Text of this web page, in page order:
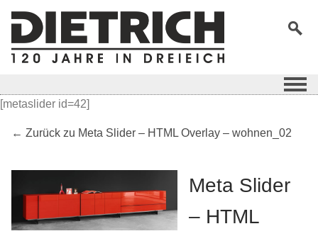
[metaslider id=42]
← Zurück zu Meta Slider – HTML Overlay – wohnen_02
Meta Slider
– HTML